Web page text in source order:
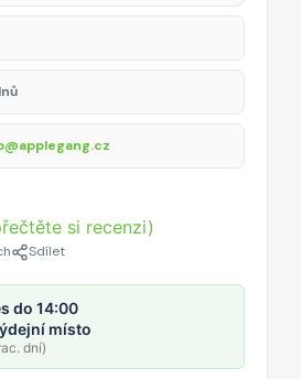
si recenzi)
Sdílet
do 14:00
místo
dní)